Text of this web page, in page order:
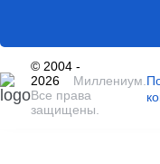
© 2004 -
2026
Миллениум.
Все права
защищены.